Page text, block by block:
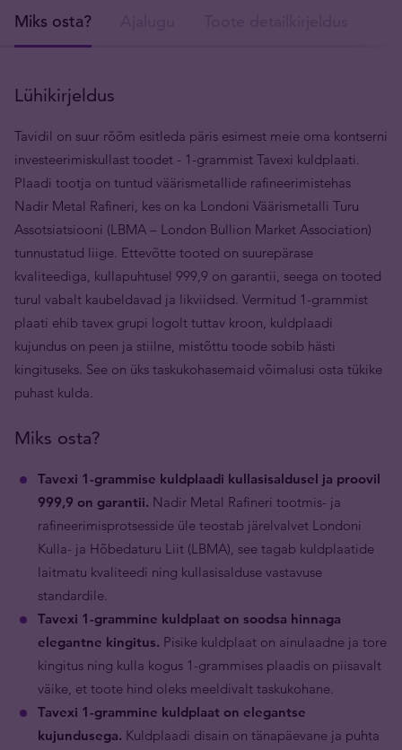
Miks osta?
Lühikirjeldus
Tavidil on suur rõõm esitleda päris esimest meie oma kontserni
investeerimiskullast toodet - 1-grammist Tavexi kuldplaati.
Plaadi tootja on tuntud väärismetallide rafineerimistehas
Nadir Metal Rafineri, kes on ka Londoni Väärismetalli Turu
Assotsiatsiooni (LBMA – London Bullion Market Association)
tunnustatud liige. Ettevõtte tooted on suurepärase
kvaliteediga, kullapuhtusel 999,9 on garantii, seega on tooted
turul vabalt kaubeldavad ja likviidsed. Vermitud 1-grammist
plaati ehib tavex grupi logolt tuttav kroon, kuldplaadi
kujundus on peen ja stiilne, mistõttu toode sobib hästi
kingituseks. See on üks taskukohasemaid võimalusi osta tükike
puhast kulda.
Miks osta?
Tavexi 1-grammise kuldplaadi kullasisaldusel ja proovil
999,9 on garantii. Nadir Metal Rafineri tootmis- ja
rafineerimisprotsesside üle teostab järelvalvet Londoni
Kulla- ja Hõbedaturu Liit (LBMA), see tagab kuldplaatide
laitmatu kvaliteedi ning kullasisalduse vastavuse
standardile.
Tavexi 1-grammine kuldplaat on soodsa hinnaga
elegantne kingitus. Pisike kuldplaat on ainulaadne ja tore
kingitus ning kulla kogus 1-grammises plaadis on piisavalt
väike, et toote hind oleks meeldivalt taskukohane.
Tavexi 1-grammine kuldplaat on elegantse
kujundusega. Kuldplaadi disain on tänapäevane ja puhta